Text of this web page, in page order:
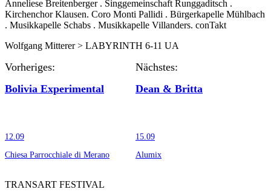
Anneliese Breitenberger . Singgemeinschaft Runggaditsch .
Kirchenchor Klausen. Coro Monti Pallidi . Bürgerkapelle Mühlbach
. Musikkapelle Schabs . Musikkapelle Villanders. conTakt
Wolfgang Mitterer > LABYRINTH 6-11 UA
Vorheriges:
Nächstes:
Bolivia Experimental
12.09
Chiesa Parrocchiale di Merano
Dean & Britta
15.09
Alumix
TRANSART FESTIVAL